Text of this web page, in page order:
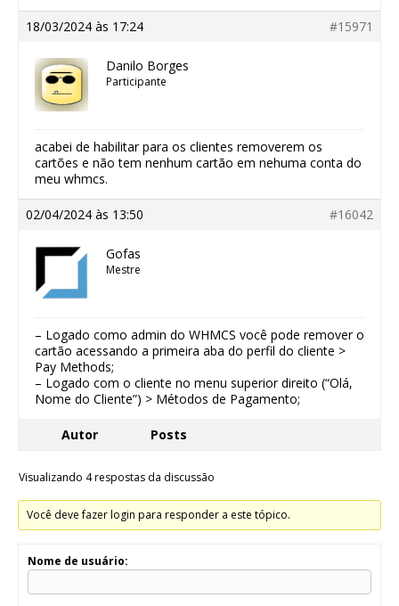
18/03/2024 às 17:24 #15971
Danilo Borges
Participante
acabei de habilitar para os clientes removerem os
cartões e não tem nenhum cartão em nehuma conta do
meu whmcs.
02/04/2024 às 13:50 #16042
Gofas
Mestre
– Logado como admin do WHMCS você pode remover o
cartão acessando a primeira aba do perfil do cliente >
Pay Methods;
– Logado com o cliente no menu superior direito (“Olá,
Nome do Cliente”) > Métodos de Pagamento;
Autor Posts
Visualizando 4 respostas da discussão
Você deve fazer login para responder a este tópico.
Nome de usuário: